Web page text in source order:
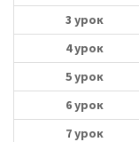
3 урок
4 урок
5 урок
6 урок
7 урок